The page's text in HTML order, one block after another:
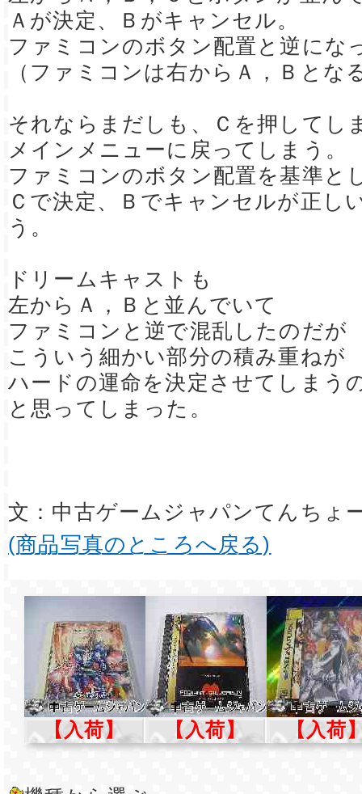
Ａが決定、Ｂがキャンセル。
ファミコンのボタン配置と逆にな
（ファミコンは右からＡ，Ｂとな
それならまだしも、Ｃを押してし
メインメニューに戻ってしまう。
ファミコンのボタン配置を基準と
Ｃで決定、Ｂでキャンセルが正し
う。
ドリームキャストも
左からＡ，Ｂと並んでいて
ファミコンと逆で混乱したのだが
こういう細かい部分の積み重ねが
ハードの運命を決定させてしまう
と思ってしまった。
文：中古ゲームジャパンてんちょ
(商品写真のところへ戻る)
【入荷】 【入荷】 【入荷